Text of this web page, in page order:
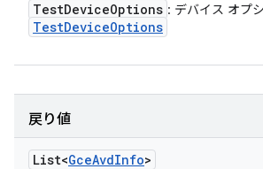
TestDeviceOptions : デバイス オプ
TestDeviceOptions
戻り値
List<GceAvdInfo>